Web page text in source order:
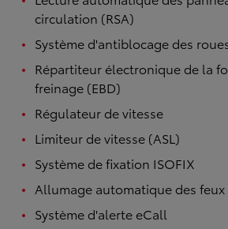
circulation (RSA)
Système d'antiblocage des
Répartiteur électronique de la
freinage (EBD)
Régulateur de vitesse
Limiteur de vitesse (ASL)
Système de fixation ISOFIX
Allumage automatique des feux
Système d'alerte eCall